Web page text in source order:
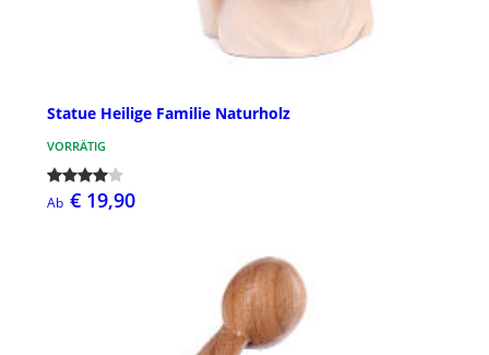
Statue Heilige Familie Naturholz
VORRÄTIG
Ab € 19,90